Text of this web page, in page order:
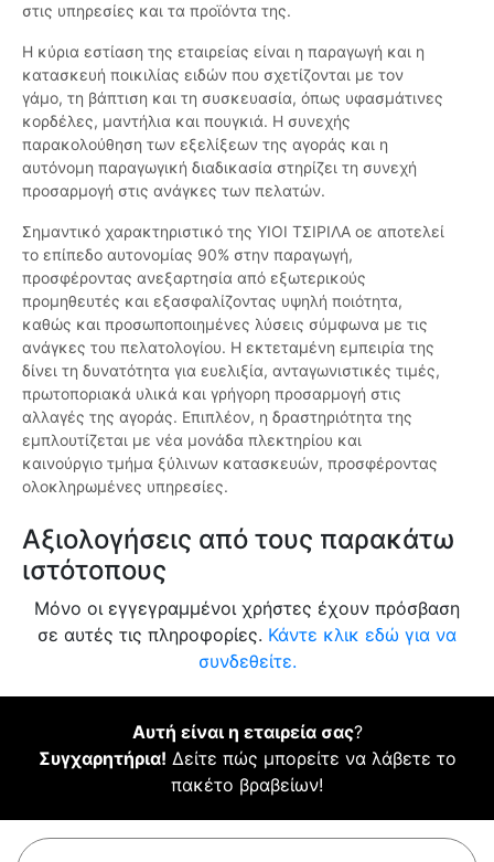
στις υπηρεσίες και τα προϊόντα της.
Η κύρια εστίαση της εταιρείας είναι η παραγωγή και η
κατασκευή ποικιλίας ειδών που σχετίζονται με τον
γάμο, τη βάπτιση και τη συσκευασία, όπως υφασμάτινες
κορδέλες, μαντήλια και πουγκιά. Η συνεχής
παρακολούθηση των εξελίξεων της αγοράς και η
αυτόνομη παραγωγική διαδικασία στηρίζει τη συνεχή
προσαρμογή στις ανάγκες των πελατών.
Σημαντικό χαρακτηριστικό της ΥΙΟΙ ΤΣΙΡΙΛΑ οε αποτελεί
το επίπεδο αυτονομίας 90% στην παραγωγή,
προσφέροντας ανεξαρτησία από εξωτερικούς
προμηθευτές και εξασφαλίζοντας υψηλή ποιότητα,
καθώς και προσωποποιημένες λύσεις σύμφωνα με τις
ανάγκες του πελατολογίου. Η εκτεταμένη εμπειρία της
δίνει τη δυνατότητα για ευελιξία, ανταγωνιστικές τιμές,
πρωτοποριακά υλικά και γρήγορη προσαρμογή στις
αλλαγές της αγοράς. Επιπλέον, η δραστηριότητα της
εμπλουτίζεται με νέα μονάδα πλεκτηρίου και
καινούργιο τμήμα ξύλινων κατασκευών, προσφέροντας
ολοκληρωμένες υπηρεσίες.
Αξιολογήσεις από τους παρακάτω
ιστότοπους
Μόνο οι εγγεγραμμένοι χρήστες έχουν πρόσβαση
σε αυτές τις πληροφορίες. Κάντε κλικ εδώ για να
συνδεθείτε.
Αυτή είναι η εταιρεία σας?
Συγχαρητήρια! Δείτε πώς μπορείτε να λάβετε το
πακέτο βραβείων!